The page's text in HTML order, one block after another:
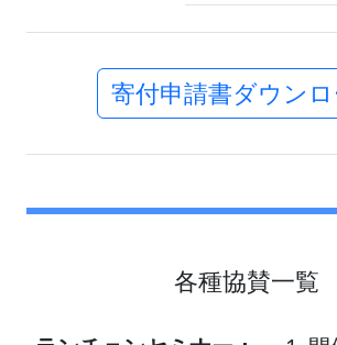
寄付申請書ダウンロ
各種協賛一覧